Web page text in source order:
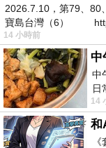
2026.7.10，第79、80
寶島台灣（6）
14 小時前
中
日
當
14